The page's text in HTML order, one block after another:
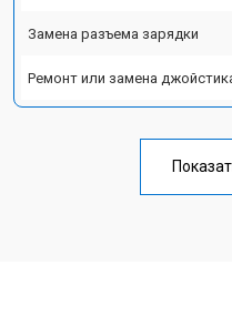
Замена разъема зарядки
Ремонт или замена